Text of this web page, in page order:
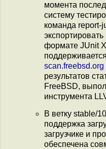
момента
систему
команда report-
формате JUnit
scan.freebsd.org
результатов
FreeBSD,
инструмента
В ветку stable/
поддержка
загрузчике и
обеспечена